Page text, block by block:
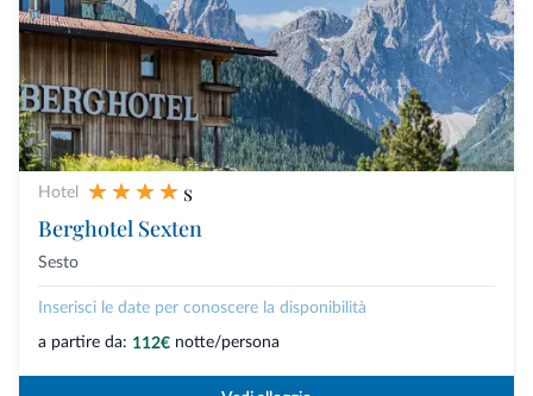
Hotel
s
Berghotel Sexten
Sesto
Inserisci le date per conoscere la disponibilità
a partire da: 112€ notte/persona